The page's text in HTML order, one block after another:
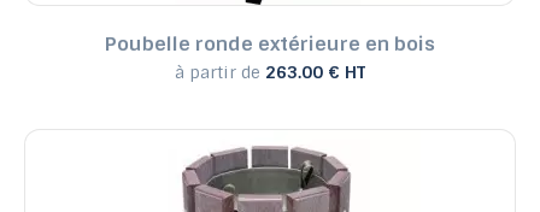
Poubelle ronde extérieure en bois
à partir de 263.00 € HT